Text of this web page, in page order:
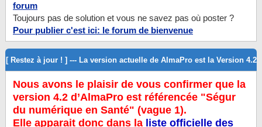
forum
Toujours pas de solution et vous ne savez pas où poster ?
Pour publier c'est ici: le forum de bienvenue
[ Restez à jour ! ] --- La version actuelle de AlmaPro est la Version 4.2
Nous avons le plaisir de vous confirmer que la
version 4.2 d’AlmaPro est référencée "Ségur
du numérique en Santé" (vague 1).
Elle apparait donc dans la liste officielle des